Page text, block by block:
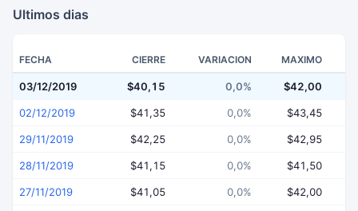
Ultimos dias
FECHA CIERRE VARIACION MAXIMO
03/12/2019 $40,15 0,0% $42,00
02/12/2019 $41,35 0,0% $43,45
29/11/2019 $42,25 0,0% $42,95
28/11/2019 $41,15 0,0% $41,50
27/11/2019 $41,05 0,0% $42,00